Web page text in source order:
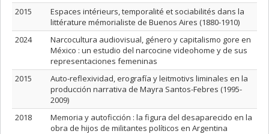
2015
Espaces intérieurs, temporalité et sociabilités dans la
littérature mémorialiste de Buenos Aires (1880-1910)
2024
Narcocultura audiovisual, género y capitalismo gore en
México : un estudio del narcocine videohome y de sus
representaciones femeninas
2015
Auto-reflexividad, erografía y leitmotivs liminales en la
producción narrativa de Mayra Santos-Febres (1995-
2009)
2018
Memoria y autoficción : la figura del desaparecido en la
obra de hijos de militantes políticos en Argentina